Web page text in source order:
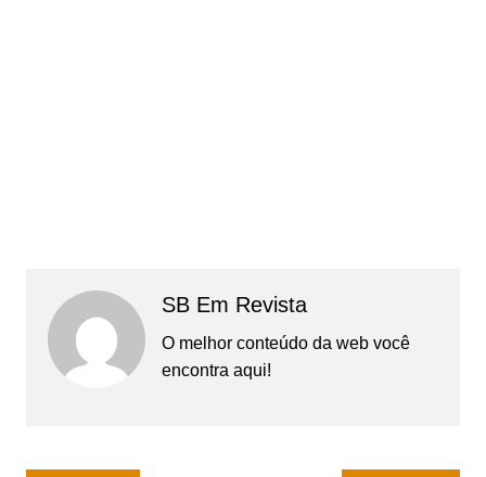
SB Em Revista
O melhor conteúdo da web você
encontra aqui!